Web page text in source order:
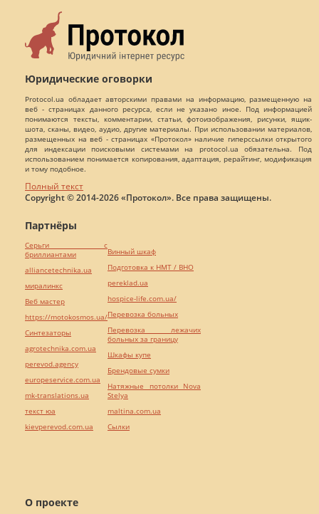
Юридические оговорки
Protocol.ua обладает авторскими правами на информацию, размещенную на
веб - страницах данного ресурса, если не указано иное. Под информацией
понимаются тексты, комментарии, статьи, фотоизображения, рисунки, ящик-
шота, сканы, видео, аудио, другие материалы. При использовании материалов,
размещенных на веб - страницах «Протокол» наличие гиперссылки открытого
для индексации поисковыми системами на protocol.ua обязательна. Под
использованием понимается копирования, адаптация, рерайтинг, модификация
и тому подобное.
Полный текст
Copyright © 2014-2026 «Протокол». Все права защищены.
О проекте
Партнёры
Серьги с
бриллиантами
alliancetechnika.ua
миралинкс
Веб мастер
https://motokosmos.ua/
Синтезаторы
agrotechnika.com.ua
perevod.agency
europeservice.com.ua
mk-translations.ua
текст юа
kievperevod.com.ua
Винный шкаф
Подготовка к НМТ / ВНО
pereklad.ua
hospice-life.com.ua/
Перевозка больных
Перевозка лежачих
больных за границу
Шкафы купе
Брендовые сумки
Натяжные потолки Nova
Stelya
maltina.com.ua
Cылки